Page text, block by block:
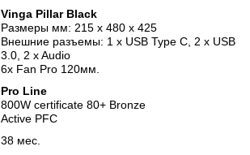
Vinga Pillar Black
Размеры мм: 215 x 480 x 425
Внешние разъемы: 1 x USB Type C, 2 x USB
3.0, 2 x Audio
6х Fan Pro 120мм.
Pro Line
800W certificate 80+ Bronze
Active PFC
38 мес.